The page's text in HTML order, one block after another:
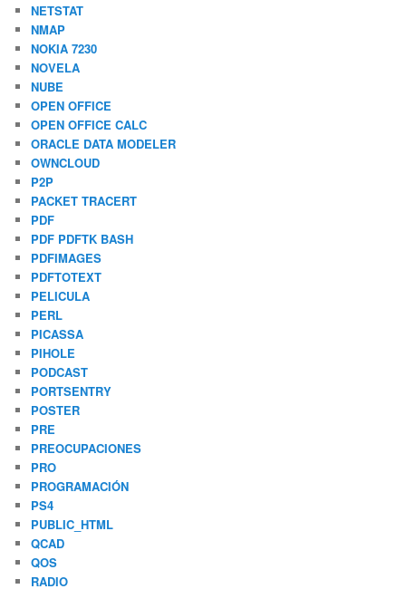
NETSTAT
NMAP
NOKIA 7230
NOVELA
NUBE
OPEN OFFICE
OPEN OFFICE CALC
ORACLE DATA MODELER
OWNCLOUD
P2P
PACKET TRACERT
PDF
PDF PDFTK BASH
PDFIMAGES
PDFTOTEXT
PELICULA
PERL
PICASSA
PIHOLE
PODCAST
PORTSENTRY
POSTER
PRE
PREOCUPACIONES
PRO
PROGRAMACIÓN
PS4
PUBLIC_HTML
QCAD
QOS
RADIO